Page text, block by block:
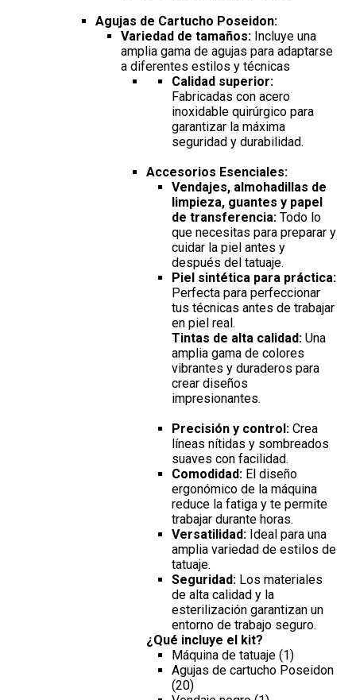
Agujas de Cartucho Poseidon:
Variedad de tamaños: Incluye una
amplia gama de agujas para adaptarse
a diferentes estilos y técnicas
Calidad superior:
Fabricadas con acero
inoxidable quirúrgico para
garantizar la máxima
seguridad y durabilidad.
Accesorios Esenciales:
Vendajes, almohadillas de
limpieza, guantes y papel
de transferencia: Todo lo
que necesitas para preparar y
cuidar la piel antes y
después del tatuaje.
Piel sintética para práctica:
Perfecta para perfeccionar
tus técnicas antes de trabajar
en piel real.
Tintas de alta calidad: Una
amplia gama de colores
vibrantes y duraderos para
crear diseños
impresionantes.
Precisión y control: Crea
líneas nítidas y sombreados
suaves con facilidad.
Comodidad: El diseño
ergonómico de la máquina
reduce la fatiga y te permite
trabajar durante horas.
Versatilidad: Ideal para una
amplia variedad de estilos de
tatuaje.
Seguridad: Los materiales
de alta calidad y la
esterilización garantizan un
entorno de trabajo seguro.
¿Qué incluye el kit?
Máquina de tatuaje (1)
Agujas de cartucho Poseidon
(20)